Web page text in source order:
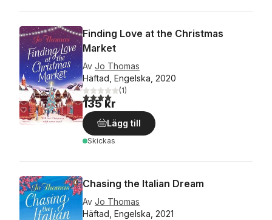
Finding Love at the Christmas
Market
Av Jo Thomas
Häftad, Engelska, 2020
4,0utav 5 stjärnor. Totalt antal röster:
(1)
135 kr
Lägg till
Skickas
Chasing the Italian Dream
Av Jo Thomas
Häftad, Engelska, 2021